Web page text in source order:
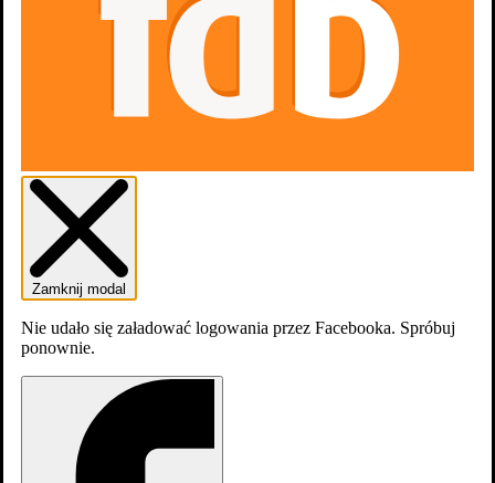
Tom Hanks ,Jared Rushton
Zamknij modal
Nie udało się załadować logowania przez Facebooka. Spróbuj
ponownie.